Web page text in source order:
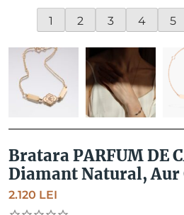
1 2 3 4 5
Bratara PARFUM DE
Diamant Natural, Aur
2.120 LEI